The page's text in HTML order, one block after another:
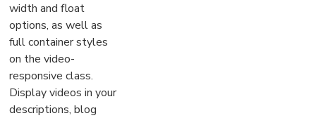
width and float
options, as well as
full container styles
on the video-
responsive class.
Display videos in your
descriptions, blog